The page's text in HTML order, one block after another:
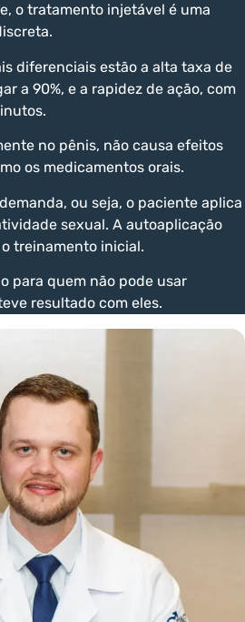
o tratamento injetável é uma
diferenciais estão a alta taxa de
a 90%, e a rapidez de ação, com
no pênis, não causa efeitos
os medicamentos orais.
ou seja, o paciente aplica
sexual. A autoaplicação
treinamento inicial.
para quem não pode usar
resultado com eles.